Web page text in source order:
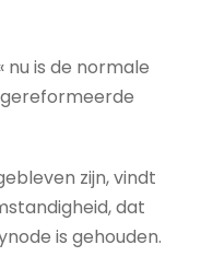
nu is de normale
zijn, vindt
dat
is gehouden.